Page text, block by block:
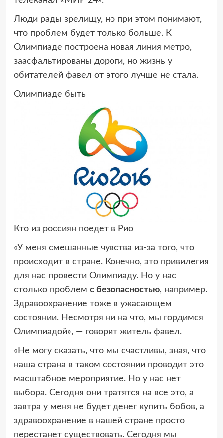
Люди рады зрелищу, но при этом понимают,
что проблем будет только больше. К
Олимпиаде построена новая линия метро,
заасфальтированы дороги, но жизнь у
обитателей фавел от этого лучше не стала.
Олимпиаде быть
Кто из россиян поедет в Рио
«У меня смешанные чувства из-за того, что
происходит в стране. Конечно, это привилегия
для нас провести Олимпиаду. Но у нас
столько проблем с безопасностью, например.
Здравоохранение тоже в ужасающем
состоянии. Несмотря ни на что, мы гордимся
Олимпиадой», — говорит житель фавел.
«Не могу сказать, что мы счастливы, зная, что
наша страна в таком состоянии проводит это
масштабное мероприятие. Но у нас нет
выбора. Сегодня они тратятся на все это, а
завтра у меня не будет денег купить бобов, а
здравоохранение в нашей стране просто
перестанет существовать. Сегодня мы